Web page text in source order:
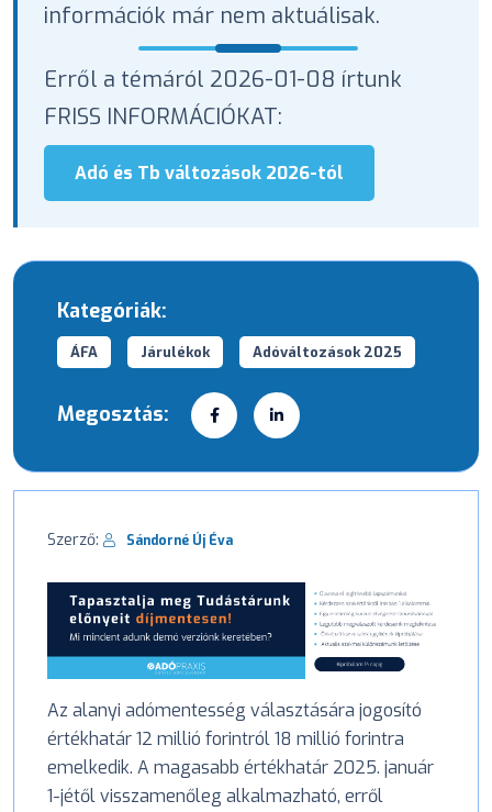
információk már nem aktuálisak.
Erről a témáról 2026-01-08 írtunk
FRISS INFORMÁCIÓKAT:
Adó és Tb változások 2026-tól
Kategóriák:
ÁFA Járulékok Adóváltozások 2025
Megosztás:
Szerző: Sándorné Új Éva
Az alanyi adómentesség választására jogosító
értékhatár 12 millió forintról 18 millió forintra
emelkedik. A magasabb értékhatár 2025. január
1-jétől visszamenőleg alkalmazható, erről